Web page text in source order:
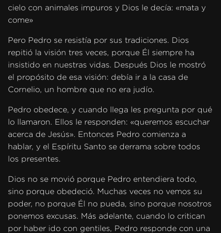
cielo con animales impuros y Dios le decía: «mata y
come»
Pero Pedro se resistía por sus tradiciones. Dios
repitió la visión tres veces, porque Él siempre ha
insistido en nuestras vidas. Después Dios le mostró
el propósito de esa visión: debía ir a la casa de
Cornelio, un hombre que no era judío.
Pedro obedece, y cuando llega les pregunta por qué
lo llamaron. Ellos le responden: «queremos escuchar
acerca de Jesús». Entonces Pedro comienza a
hablar, y el Espíritu Santo se derrama sobre todos
los presentes.
Dios no se movió porque Pedro entendiera todo,
sino porque obedeció. Muchas veces no vemos su
poder, no porque Él no pueda, sino porque nosotros
ponemos excusas. Más adelante, cuando lo critican
por haber ido con gentiles, Pedro responde con una